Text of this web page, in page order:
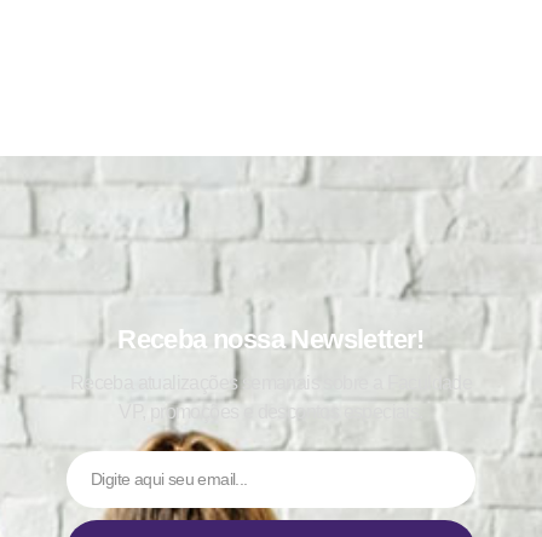
Receba nossa Newsletter!
Receba atualizações semanais sobre a Faculdade
VP, promoções e descontos especiais.